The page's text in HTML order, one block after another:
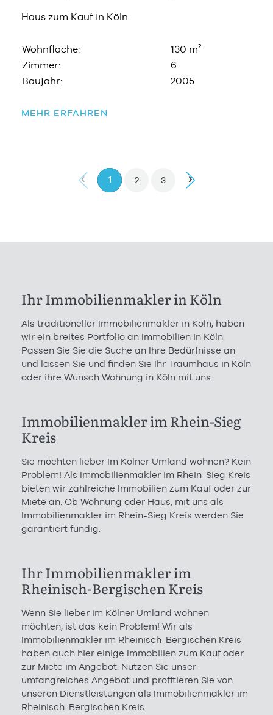
Haus zum Kauf in Köln
Wohnfläche:
130 m²
Zimmer:
6
Baujahr:
2005
MEHR ERFAHREN
‹ 1 2 3 ›
Ihr Immobilienmakler in Köln
Als traditioneller Immobilienmakler in Köln, haben
wir ein breites Portfolio an Immobilien in Köln.
Passen Sie Sie die Suche an Ihre Bedürfnisse an
und lassen Sie und finden Sie Ihr Traumhaus in Köln
oder ihre Wunsch Wohnung in Köln mit uns.
Immobilienmakler im Rhein-Sieg
Kreis
Sie möchten lieber Im Kölner Umland wohnen? Kein
Problem! Als Immobilienmakler im Rhein-Sieg Kreis
bieten wir zahlreiche Immobilien zum Kauf oder zur
Miete an. Ob Wohnung oder Haus, mit uns als
Immobilienmakler im Rhein-Sieg Kreis werden Sie
garantiert fündig.
Ihr Immobilienmakler im
Rheinisch-Bergischen Kreis
Wenn Sie lieber im Kölner Umland wohnen
möchten, ist das kein Problem! Wir als
Immobilienmakler im Rheinisch-Bergischen Kreis
haben auch hier einige Immobilien zum Kauf oder
zur Miete im Angebot. Nutzen Sie unser
umfangreiches Angebot und profitieren Sie von
unseren Dienstleistungen als Immobilienmakler im
Rheinisch-Bergischen Kreis.